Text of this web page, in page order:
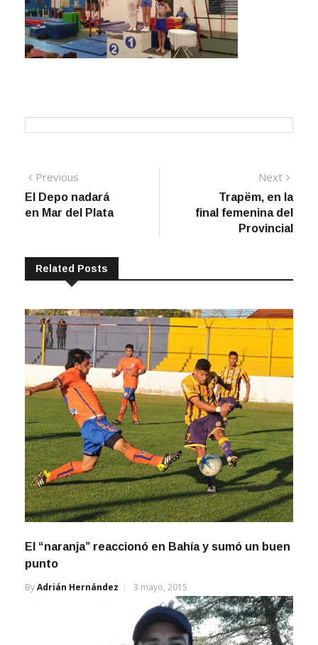
Navegación
de
Previous
post:
El Depo nadará
en Mar del Plata
Next
post:
Trapëm, en la
final femenina del
Provincial
Related Posts
El “naranja” reaccionó en Bahía y sumó un buen
punto
ByAdrián Hernández 3 mayo, 2015